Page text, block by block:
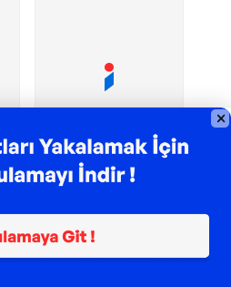
TROY ile 200 TL İndirim
Ekinoks
Ekinoks